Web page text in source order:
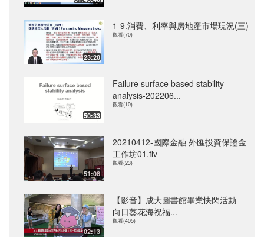
23:20
1-9.消費、利率與房地產市場現況(三)
觀看(70)
50:33
Failure surface based stability
analysis-202206...
觀看(10)
51:08
20210412-國際金融 外匯投資保證金
工作坊01.flv
觀看(23)
02:13
【影音】成大圖書館畢業快閃活動
向日葵花海祝福...
觀看(405)